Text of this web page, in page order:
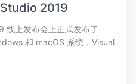
2019
线上发布会上正式发布了
和 macOS 系统，Visual